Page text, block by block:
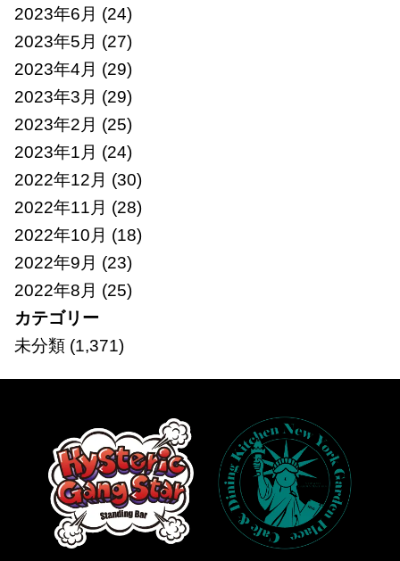
2023年6月 (24)
2023年5月 (27)
2023年4月 (29)
2023年3月 (29)
2023年2月 (25)
2023年1月 (24)
2022年12月 (30)
2022年11月 (28)
2022年10月 (18)
2022年9月 (23)
2022年8月 (25)
カテゴリー
未分類(1,371)